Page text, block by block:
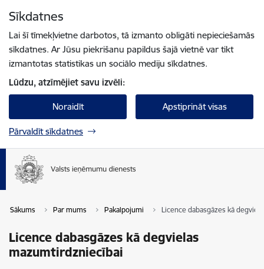
Sīkdatnes
Lai šī tīmekļvietne darbotos, tā izmanto obligāti nepieciešamās
sīkdatnes. Ar Jūsu piekrišanu papildus šajā vietnē var tikt
izmantotas statistikas un sociālo mediju sīkdatnes.
Lūdzu, atzīmējiet savu izvēli:
Noraidīt Apstiprināt visas
Pārvaldīt sīkdatnes
Sākums Par mums Pakalpojumi Licence dabasgāzes kā
Licence dabasgāzes kā degvielas
mazumtirdzniecībai